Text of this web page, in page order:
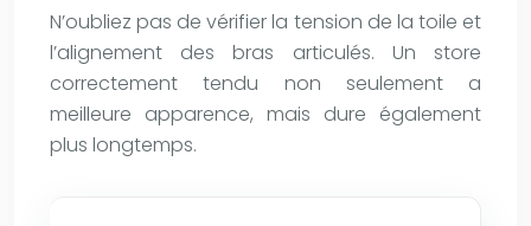
N’oubliez pas de vérifier la tension de la toile et
l’alignement des bras articulés. Un store
correctement tendu non seulement a
meilleure apparence, mais dure également
plus longtemps.